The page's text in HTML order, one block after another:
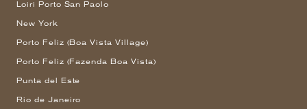
Loiri Porto San Paolo
New York
Porto Feliz (Boa Vista Village)
Porto Feliz (Fazenda Boa Vista)
Punta del Este
Rio de Janeiro